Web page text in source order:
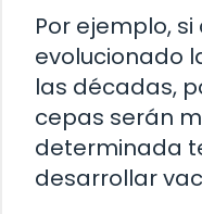
Por ejemplo,
evolucionado
las décadas,
cepas serán
determinada
desarrollar